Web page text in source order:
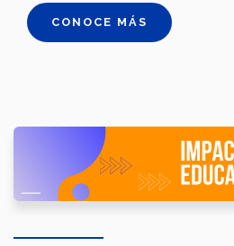
CONOCE MÁS